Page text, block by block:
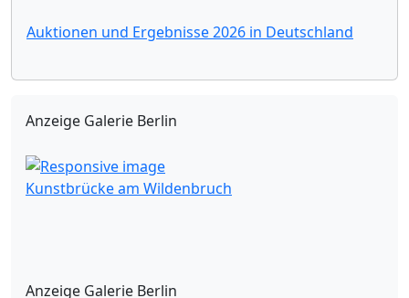
Auktionen und Ergebnisse 2026 in Deutschland
Anzeige Galerie Berlin
Kunstbrücke am Wildenbruch
Anzeige Galerie Berlin